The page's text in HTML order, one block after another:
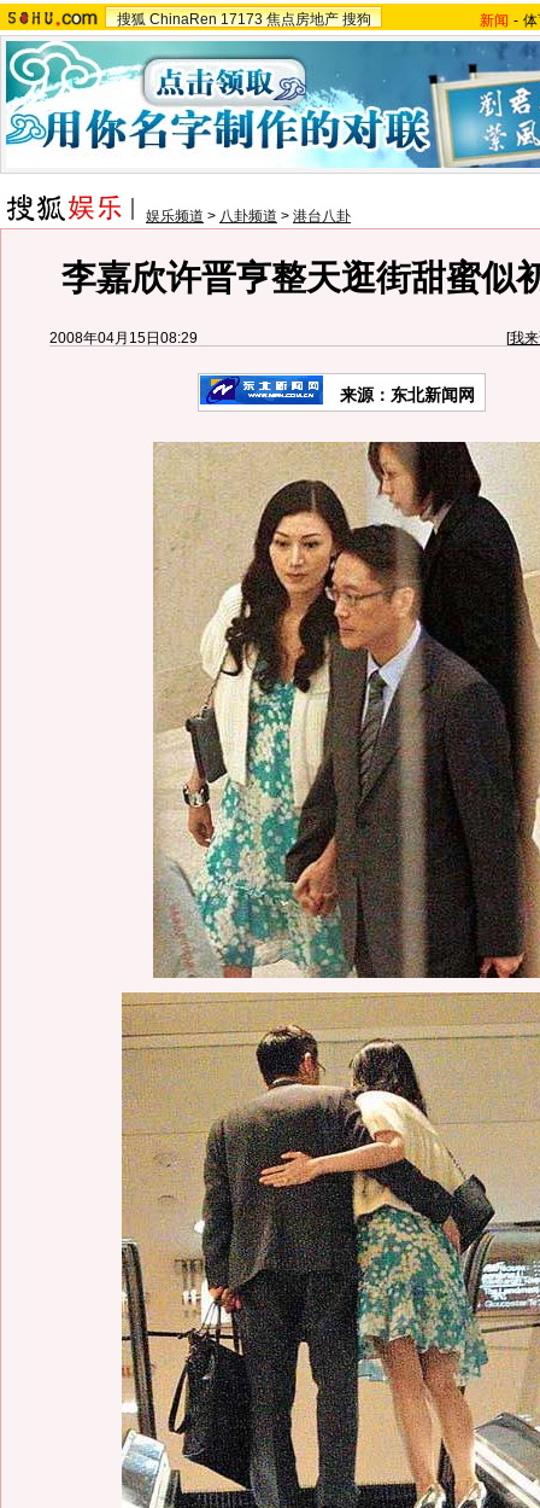
搜狐 ChinaRen 17173 焦点房地产 搜狗 新闻 -
娱乐频道 > 八卦频道 > 港台八卦
李嘉欣许晋亨整天逛街甜蜜似
2008年04月15日08:29 [我
来源：东北新闻网